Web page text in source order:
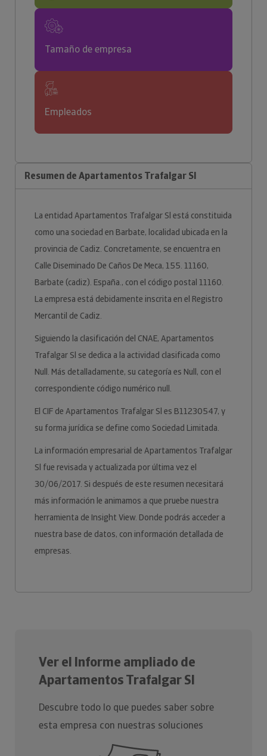
Tamaño de empresa
Empleados
Resumen de Apartamentos Trafalgar Sl
La entidad Apartamentos Trafalgar Sl está constituida
como una sociedad en Barbate, localidad ubicada en la
provincia de Cadiz. Concretamente, se encuentra en
Calle Diseminado De Caños De Meca, 155. 11160,
Barbate (cadiz). España., con el código postal 11160.
La empresa está debidamente inscrita en el Registro
Mercantil de Cadiz.
Siguiendo la clasificación del CNAE, Apartamentos
Trafalgar Sl se dedica a la actividad clasificada como
Null. Más detalladamente, su categoría es Null, con el
correspondiente código numérico null.
El CIF de Apartamentos Trafalgar Sl es B11230547, y
su forma jurídica se define como Sociedad Limitada.
La información empresarial de Apartamentos Trafalgar
Sl fue revisada y actualizada por última vez el
30/06/2017. Si después de este resumen necesitará
más información le animamos a que pruebe nuestra
herramienta de Insight View. Donde podrás acceder a
nuestra base de datos, con información detallada de
empresas.
Ver el Informe ampliado de
Apartamentos Trafalgar Sl
Descubre todo lo que puedes saber sobre
esta empresa con nuestras soluciones